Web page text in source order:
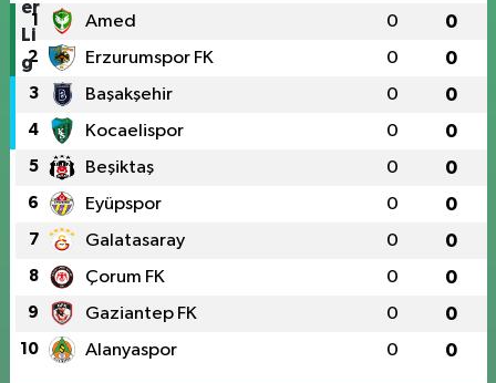
1 Amed 0 0
2 Erzurumspor FK 0 0
3 Başakşehir 0 0
4 Kocaelispor 0 0
5 Beşiktaş 0 0
6 Eyüpspor 0 0
7 Galatasaray 0 0
8 Çorum FK 0 0
9 Gaziantep FK 0 0
10 Alanyaspor 0 0